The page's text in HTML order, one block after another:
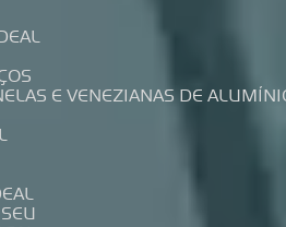
E VENEZIANAS DE